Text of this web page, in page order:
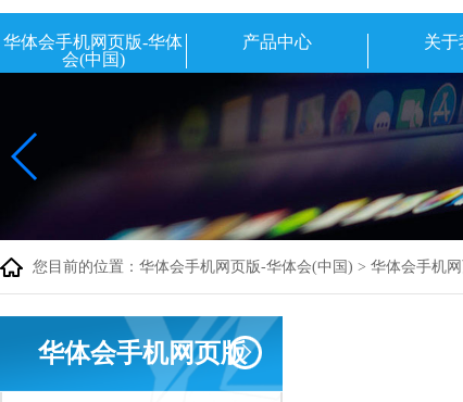
华体会手机网页版-华体
会(中国)
产品中心 关于
您目前的位置： 华体会手机网页版-华体会(中国) > 华体会手机
华体会手机网页版